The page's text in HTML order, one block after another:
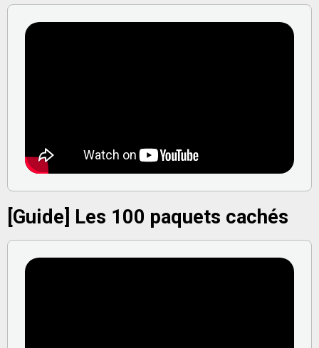
[Guide] Les 100 paquets cachés